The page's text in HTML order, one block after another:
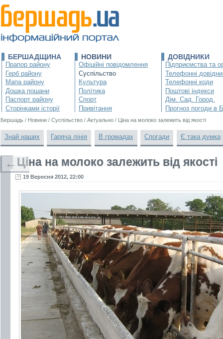
БЕРШАДЩИНА
Прапор району
Герб району
Мапа району
Дошка пошани
Паспорт району
Сторінками історії
НОВИНИ
Офіційні повідомлення
Суспільство
Культура
Політика
Спорт
Привітання
ДОВІДНИКИ
Підприємства та
Телефонні
Телефонні коди
Поштові індекси
Дім. Сад. Город.
Прогноз погоди в
Бершадь / Новини / Суспільство / Актуально / Ціна на молоко залежить від якості
Знай наших Гаряча лінія В громадах Спогади Є така думка
Ціна на молоко залежить від якості
19 Вересня 2012, 22:00
←